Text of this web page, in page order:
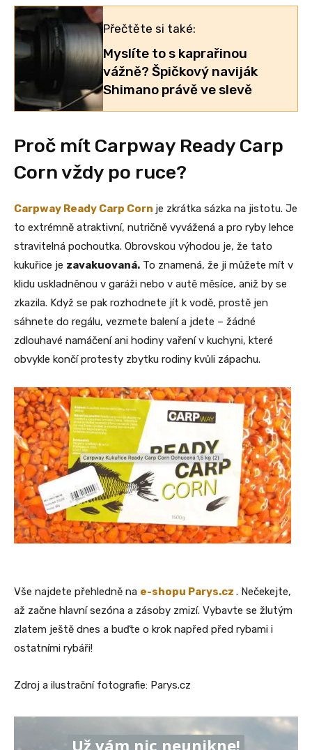
Přečtěte si také:
Myslíte to s kaprařinou
vážně? Špičkový naviják
Shimano právě ve slevě
Proč mít Carpway Ready Carp
Corn vždy po ruce?
Carpway Ready Carp Corn je zkrátka sázka na jistotu. Je
to extrémně atraktivní, nutričně vyvážená a pro ryby lehce
stravitelná pochoutka. Obrovskou výhodou je, že tato
kukuřice je zavakuovaná. To znamená, že ji můžete mít v
klidu uskladněnou v garáži nebo v autě měsíce, aniž by se
zkazila. Když se pak rozhodnete jít k vodě, prostě jen
sáhnete do regálu, vezmete balení a jdete – žádné
zdlouhavé namáčení ani hodiny vaření v kuchyni, které
obvykle končí protesty zbytku rodiny kvůli zápachu.
Vše najdete přehledně na e-shopu Parys.cz . Nečekejte,
až začne hlavní sezóna a zásoby zmizí. Vybavte se žlutým
zlatem ještě dnes a buďte o krok napřed před rybami i
ostatními rybáři!
Zdroj a ilustrační fotografie: Parys.cz
Už vám nic neunikne!